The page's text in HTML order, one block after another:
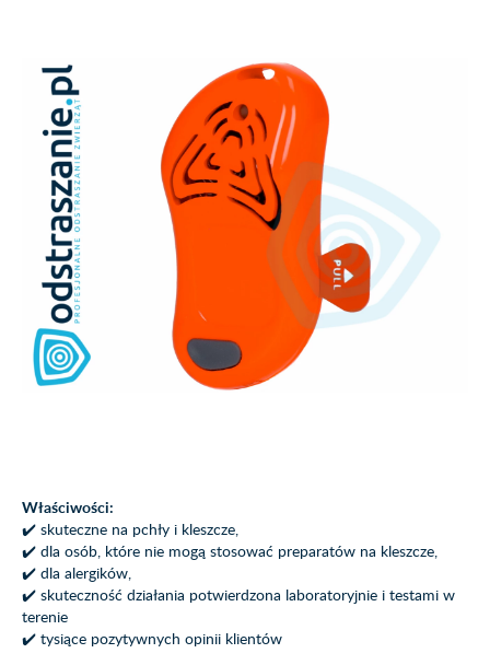
Właściwości:
✔️ skuteczne na pchły i kleszcze,
✔️ dla osób, które nie mogą stosować preparatów na kleszcze,
✔️ dla alergików,
✔️ skuteczność działania potwierdzona laboratoryjnie i testami w
terenie
✔️ tysiące pozytywnych opinii klientów